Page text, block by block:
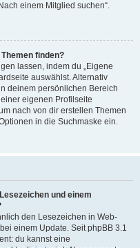
einem Mitglied suchen“.
finden?
lassen, indem du „Eigene
auswählst. Alternativ
deinem persönlichen Bereich
eigenen Profilseite
nach von dir erstellen Themen
in die Suchmaske ein.
und einem
den Lesezeichen in Web-
einem Update. Seit phpBB 3.1
du kannst eine